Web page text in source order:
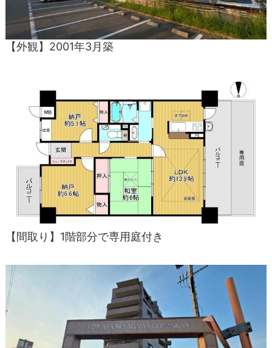
【外観】2001年3月築
【間取り】1階部分で専用庭付き